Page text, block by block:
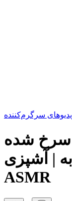
سرگرم‌کننده
سرخ شده
| آشپزی
ASMR